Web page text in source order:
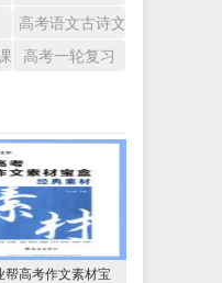
高考语文古诗文
件高考一轮复习
帮高考作文素材宝